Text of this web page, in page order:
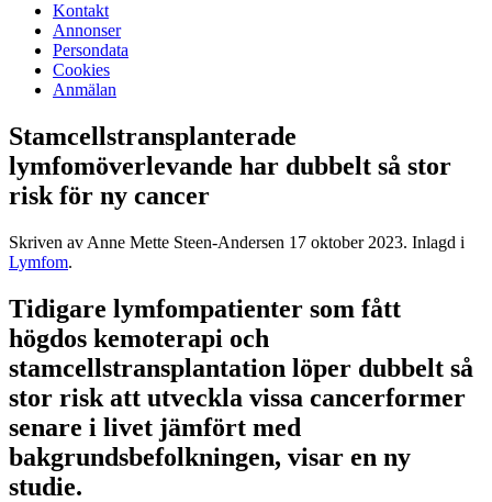
Kontakt
Annonser
Persondata
Cookies
Anmälan
Stamcellstransplanterade
lymfomöverlevande har dubbelt så stor
risk för ny cancer
Skriven av Anne Mette Steen-Andersen 17 oktober 2023. Inlagd i
Lymfom.
Tidigare lymfompatienter som fått
högdos kemoterapi och
stamcellstransplantation löper dubbelt så
stor risk att utveckla vissa cancerformer
senare i livet jämfört med
bakgrundsbefolkningen, visar en ny
studie.